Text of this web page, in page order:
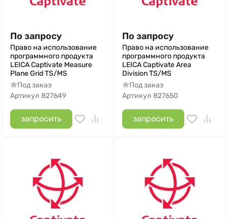
По запросу
Право на использование
программного продукта
LEICA Captivate Measure
Plane Grid TS/MS
Под заказ
Артикул 827649
запросить
По запросу
Право на использование
программного продукта
LEICA Captivate Area
Division TS/MS
Под заказ
Артикул 827650
запросить